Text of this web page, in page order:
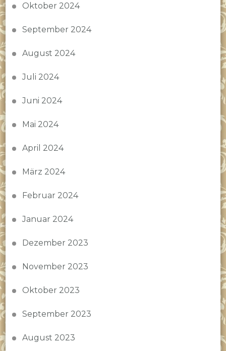
Oktober 2024
September 2024
August 2024
Juli 2024
Juni 2024
Mai 2024
April 2024
März 2024
Februar 2024
Januar 2024
Dezember 2023
November 2023
Oktober 2023
September 2023
August 2023